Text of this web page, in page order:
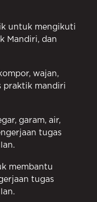
untuk mengikuti
Mandiri, dan
wajan,
praktik mandiri
garam, air,
tugas
membantu
tugas